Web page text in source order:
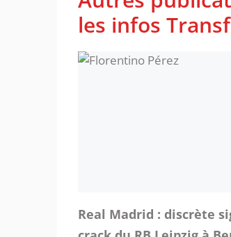
les infos
Real Madrid : discrète